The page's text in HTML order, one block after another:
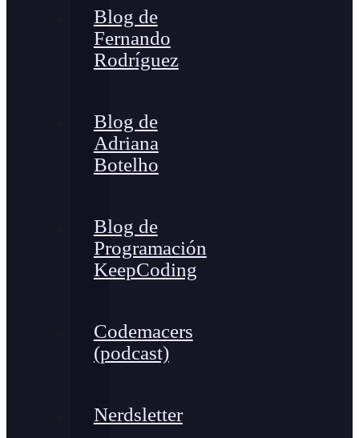
Blog de
Fernando
Rodríguez
Blog de
Adriana
Botelho
Blog de
Programación
KeepCoding
Codemacers
(podcast)
Nerdsletter